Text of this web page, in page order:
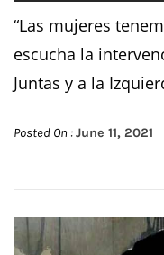
“Las mujeres
escucha la
Juntas y a la
Posted On :June 11, 2021